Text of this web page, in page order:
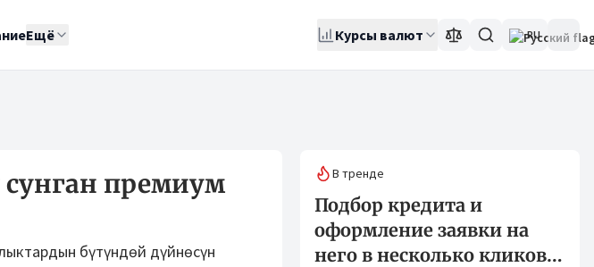
Ещё Курсы валют RU
премиум
бүтүндөй дүйнөсүн
В тренде
Подбор кредита и
оформление заявки на
него в несколько кликов: